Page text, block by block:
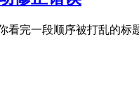
完一段顺序被打乱的